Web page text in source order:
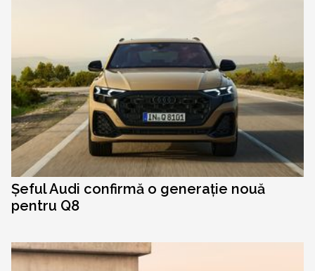
Șeful Audi confirmă o generație nouă
pentru Q8